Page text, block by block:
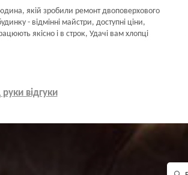
якій зробили ремонт двоповерхового
- відмінні майстри, доступні ціни,
якісно і в строк, Удачі вам хлопці
відгуки